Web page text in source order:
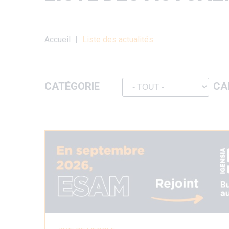
Fil
Accueil Liste des actualités
CATÉGORIE